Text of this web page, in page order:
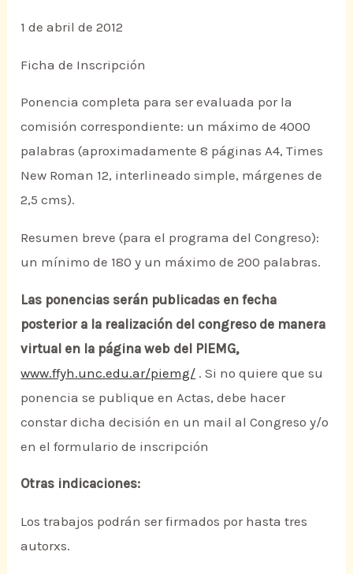
1 de abril de 2012
Ficha de Inscripción
Ponencia completa para ser evaluada por la
comisión correspondiente: un máximo de 4000
palabras (aproximadamente 8 páginas A4, Times
New Roman 12, interlineado simple, márgenes de
2,5 cms).
Resumen breve (para el programa del Congreso):
un mínimo de 180 y un máximo de 200 palabras.
Las ponencias serán publicadas en fecha
posterior a la realización del congreso de manera
virtual en la página web del PIEMG,
www.ffyh.unc.edu.ar/piemg/ . Si no quiere que su
ponencia se publique en Actas, debe hacer
constar dicha decisión en un mail al Congreso y/o
en el formulario de inscripción
Otras indicaciones:
Los trabajos podrán ser firmados por hasta tres
autorxs.